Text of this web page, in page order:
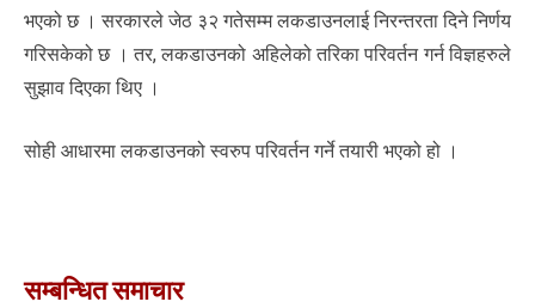
भएको छ । सरकारले जेठ ३२ गतेसम्म लकडाउनलाई निरन्तरता दिने निर्णय
गरिसकेको छ । तर, लकडाउनको अहिलेको तरिका परिवर्तन गर्न विज्ञहरुले
सुझाव दिएका थिए ।
सोही आधारमा लकडाउनको स्वरुप परिवर्तन गर्ने तयारी भएको हो ।
सम्बन्धित समाचार